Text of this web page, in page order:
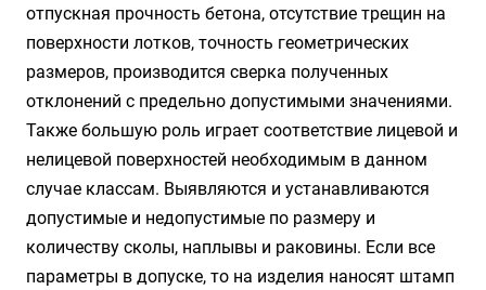
отпускная прочность бетона, отсутствие трещин на
поверхности лотков, точность геометрических
размеров, производится сверка полученных
отклонений с предельно допустимыми значениями.
Также большую роль играет соответствие лицевой и
нелицевой поверхностей необходимым в данном
случае классам. Выявляются и устанавливаются
допустимые и недопустимые по размеру и
количеству сколы, наплывы и раковины. Если все
параметры в допуске, то на изделия наносят штамп